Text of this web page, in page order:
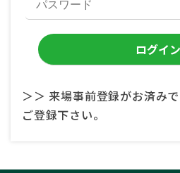
＞＞ 来場事前登録がお済み
ご登録下さい。